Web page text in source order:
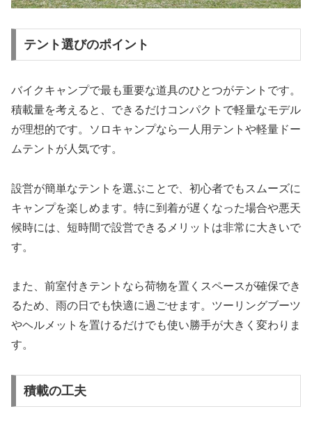
テント選びのポイント
バイクキャンプで最も重要な道具のひとつがテントです。
積載量を考えると、できるだけコンパクトで軽量なモデル
が理想的です。ソロキャンプなら一人用テントや軽量ドー
ムテントが人気です。
設営が簡単なテントを選ぶことで、初心者でもスムーズに
キャンプを楽しめます。特に到着が遅くなった場合や悪天
候時には、短時間で設営できるメリットは非常に大きいで
す。
また、前室付きテントなら荷物を置くスペースが確保でき
るため、雨の日でも快適に過ごせます。ツーリングブーツ
やヘルメットを置けるだけでも使い勝手が大きく変わりま
す。
積載の工夫